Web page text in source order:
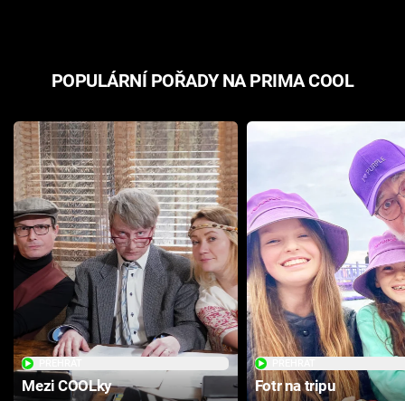
POPULÁRNÍ POŘADY NA PRIMA COOL
Mezi COOLky Fotr na tripu